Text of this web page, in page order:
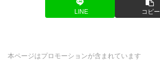
LINE コピー
本ページはプロモーションが含まれています